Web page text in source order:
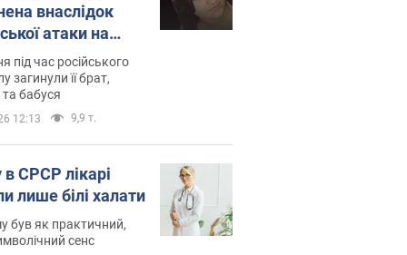
внаслідок
атаки на
Фото
під час російського
загинули її брат,
та бабуся
12:13 9,9 т.
СРСР лікарі
лише білі халати
був як практичний,
сенс